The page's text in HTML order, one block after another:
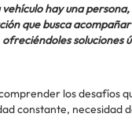
hay una
que busca
soluciones
los desafíos
constante, necesidad